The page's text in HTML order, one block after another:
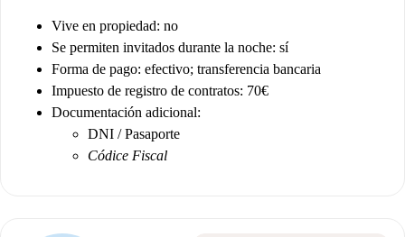
Vive en propiedad: no
Se permiten invitados durante la noche: sí
Forma de pago: efectivo; transferencia bancaria
Impuesto de registro de contratos: 70€
Documentación adicional:
DNI / Pasaporte
Códice Fiscal